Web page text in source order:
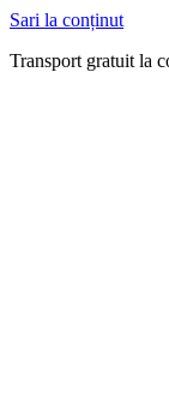
Sari la conținut
Transport gratuit la